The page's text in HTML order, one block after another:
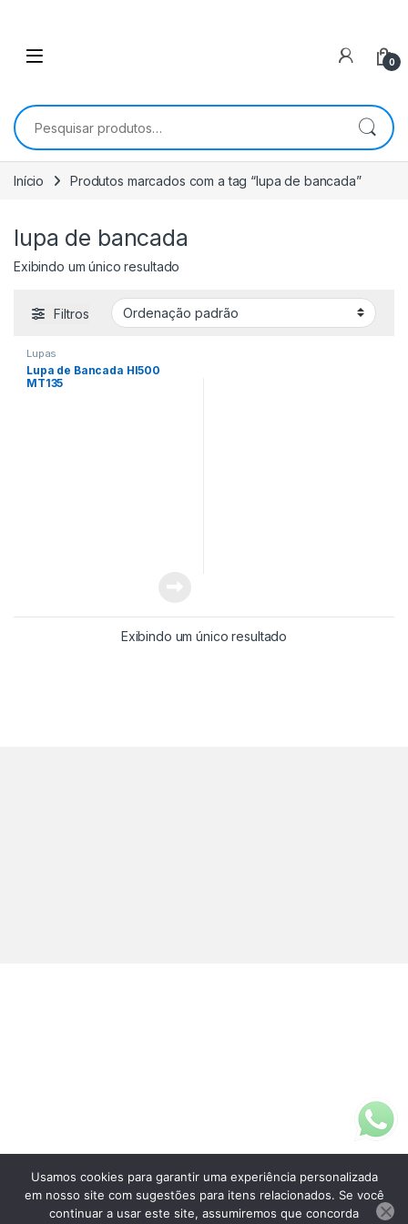
0
Pesquisar por:
Início Produtos marcados com a tag “lupa de bancada”
lupa de bancada
Exibindo um único resultado
Filtros
Lupas
Lupa de Bancada Hl500
MT135
Exibindo um único resultado
Fale Conosco
(11)3313-5200
Usamos cookies para garantir uma experiência personalizada
em nosso site com sugestões para itens relacionados. Se você
continuar a usar este site, assumiremos que concorda